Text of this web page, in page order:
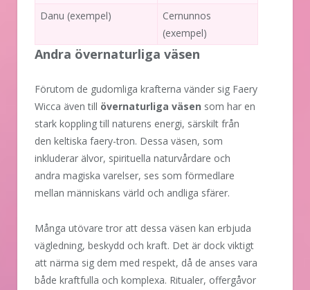
Danu (exempel)
Cernunnos
(exempel)
Andra övernaturliga väsen
Förutom de gudomliga krafterna vänder sig Faery
Wicca även till övernaturliga väsen som har en
stark koppling till naturens energi, särskilt från
den keltiska faery-tron. Dessa väsen, som
inkluderar älvor, spirituella naturvårdare och
andra magiska varelser, ses som förmedlare
mellan människans värld och andliga sfärer.
Många utövare tror att dessa väsen kan erbjuda
vägledning, beskydd och kraft. Det är dock viktigt
att närma sig dem med respekt, då de anses vara
både kraftfulla och komplexa. Ritualer, offergåvor